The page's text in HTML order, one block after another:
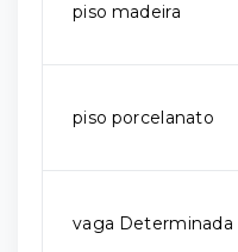
piso madeira
piso porcelanato
vaga Determinada